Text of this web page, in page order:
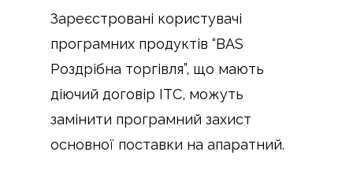
Зареєстровані користувачі
програмних продуктів “BAS
Роздрібна торгівля”, що мають
діючий договір ІТС, можуть
замінити програмний захист
основної поставки на апаратний.